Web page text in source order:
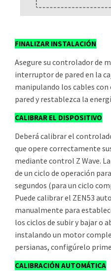
FINALIZAR INSTALACIÓN
Asegure su controlador de
interruptor de pared en la
manipulando los cables con
pared y restablezca la
CALIBRAR EL DISPOSITIVO
Deberá calibrar el
que opere correctamente
mediante control Z Wave.
de un ciclo de operación
segundos (para un ciclo
Puede calibrar el ZEN53
manualmente para
los ciclos de subir y bajar o
instalando un motor
persianas, configúrelo
CALIBRACIÓN AUTOMÁTICA